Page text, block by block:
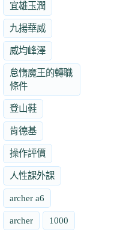
宜雄玉潤
九揚華威
威均峰澤
怠惰魔王的轉職
條件
登山鞋
肯德基
操作評價
人性課外課
archer a6
archer 1000